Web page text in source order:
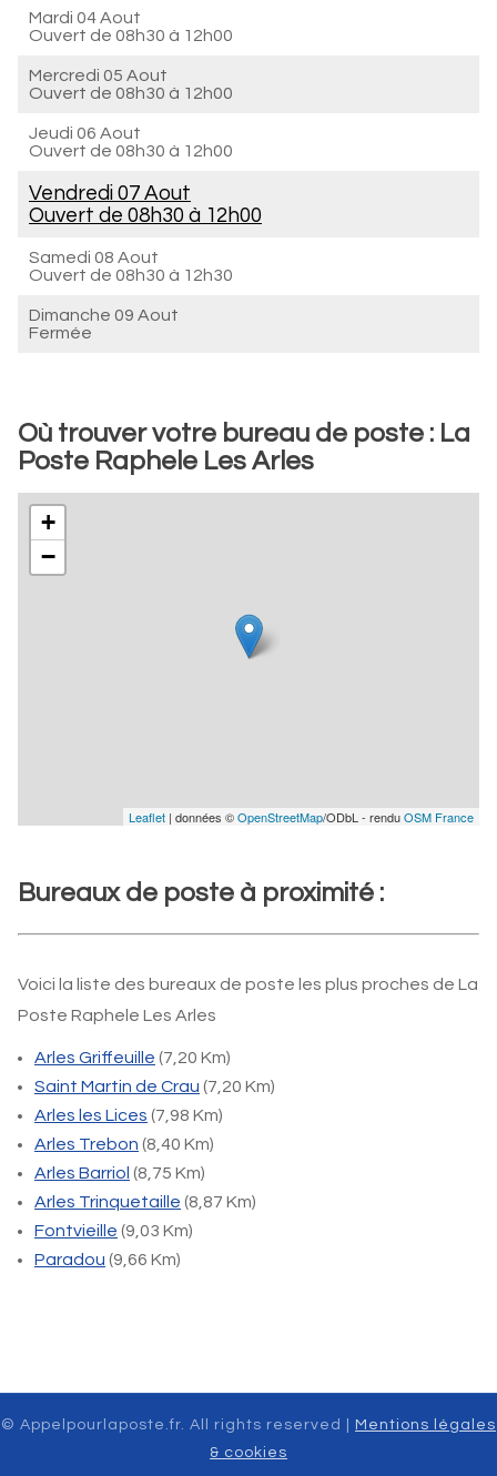
Mardi 04 Aout
Ouvert de 08h30 à 12h00
Mercredi 05 Aout
Ouvert de 08h30 à 12h00
Jeudi 06 Aout
Ouvert de 08h30 à 12h00
Vendredi 07 Aout
Ouvert de 08h30 à 12h00
Samedi 08 Aout
Ouvert de 08h30 à 12h30
Dimanche 09 Aout
Fermée
Où trouver votre bureau de poste : La
Poste Raphele Les Arles
+
−
Leaflet | données ©OpenStreetMap/ODbL - renduOSM France
Bureaux de poste à proximité :
Voici la liste des bureaux de poste les plus proches de La
Poste Raphele Les Arles
Arles Griffeuille (7,20 Km)
Saint Martin de Crau (7,20 Km)
Arles les Lices (7,98 Km)
Arles Trebon (8,40 Km)
Arles Barriol (8,75 Km)
Arles Trinquetaille (8,87 Km)
Fontvieille (9,03 Km)
Paradou (9,66 Km)
© Appelpourlaposte.fr. All rights reserved |
Mentions légales
& cookies